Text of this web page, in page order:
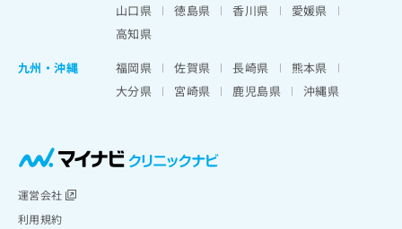
山口県
徳島県 香川県
愛媛県
高知県
九州・沖縄
福岡県 佐賀県 長崎県
熊本県
大分県
宮崎県 鹿児島県 沖縄県
運営会社
利用規約